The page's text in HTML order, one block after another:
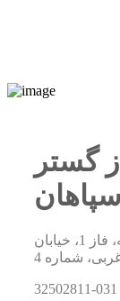
گستر
سپاهان
آدرس : اصفهان - شهرک صنعتی کمشچه، فاز 1، خیابان
شماره 4
031-32502811